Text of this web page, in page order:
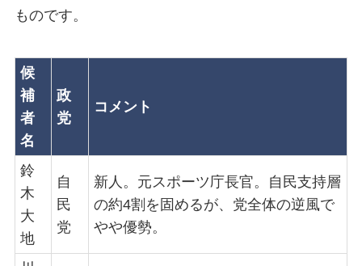
ものです。
候
補
者
名
政
党
コメント
鈴
木
大
地
自
民
党
新人。元スポーツ庁長官。自民支持層
の約4割を固めるが、党全体の逆風で
やや優勢。